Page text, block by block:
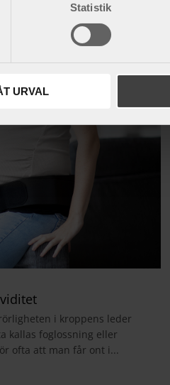
Statistik
URVAL
i kroppens leder
kallas foglossning eller
ofta att man får ont i...